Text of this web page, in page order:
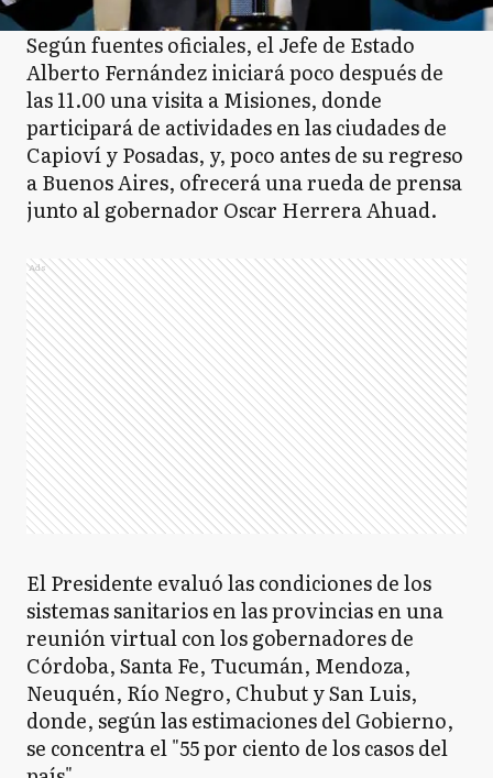
Según fuentes oficiales, el Jefe de Estado
Alberto Fernández iniciará poco después de
las 11.00 una visita a Misiones, donde
participará de actividades en las ciudades de
Capioví y Posadas, y, poco antes de su regreso
a Buenos Aires, ofrecerá una rueda de prensa
junto al gobernador Oscar Herrera Ahuad.
Ads
El Presidente evaluó las condiciones de los
sistemas sanitarios en las provincias en una
reunión virtual con los gobernadores de
Córdoba, Santa Fe, Tucumán, Mendoza,
Neuquén, Río Negro, Chubut y San Luis,
donde, según las estimaciones del Gobierno,
se concentra el "55 por ciento de los casos del